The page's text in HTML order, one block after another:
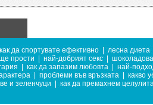
как да спортувате ефективно
лесна диета
прости най-добрият секс
как да запазим любовта
най-
проблеми във връзката
какво
и зеленчуци
как да премахнем